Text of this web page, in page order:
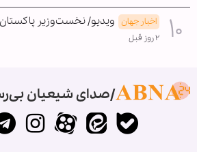
اخبار جهان ویدیو/ نخست‌وزیر
۲ روز قبل
صدای شیعیان